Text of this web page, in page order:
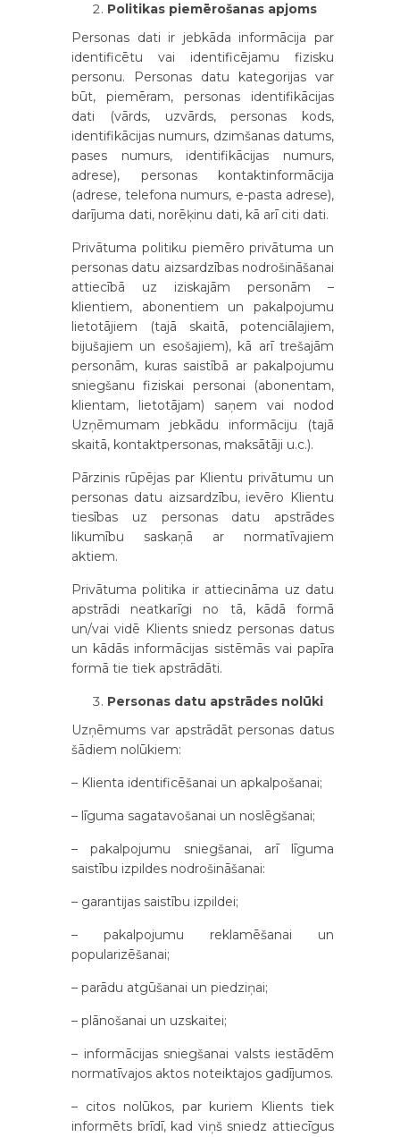
Politikas piemērošanas apjoms
Personas dati ir jebkāda informācija par
identificētu vai identificējamu fizisku
personu. Personas datu kategorijas var
būt, piemēram, personas identifikācijas
dati (vārds, uzvārds, personas kods,
identifikācijas numurs, dzimšanas datums,
pases numurs, identifikācijas numurs,
adrese), personas kontaktinformācija
(adrese, telefona numurs, e-pasta adrese),
darījuma dati, norēķinu dati, kā arī citi dati.
Privātuma politiku piemēro privātuma un
personas datu aizsardzības nodrošināšanai
attiecībā uz iziskajām personām –
klientiem, abonentiem un pakalpojumu
lietotājiem (tajā skaitā, potenciālajiem,
bijušajiem un esošajiem), kā arī trešajām
personām, kuras saistībā ar pakalpojumu
sniegšanu fiziskai personai (abonentam,
klientam, lietotājam) saņem vai nodod
Uzņēmumam jebkādu informāciju (tajā
skaitā, kontaktpersonas, maksātāji u.c.).
Pārzinis rūpējas par Klientu privātumu un
personas datu aizsardzību, ievēro Klientu
tiesības uz personas datu apstrādes
likumību saskaņā ar normatīvajiem
aktiem.
Privātuma politika ir attiecināma uz datu
apstrādi neatkarīgi no tā, kādā formā
un/vai vidē Klients sniedz personas datus
un kādās informācijas sistēmās vai papīra
formā tie tiek apstrādāti.
Personas datu apstrādes nolūki
Uzņēmums var apstrādāt personas datus
šādiem nolūkiem:
– Klienta identificēšanai un apkalpošanai;
– līguma sagatavošanai un noslēgšanai;
– pakalpojumu sniegšanai, arī līguma
saistību izpildes nodrošināšanai:
– garantijas saistību izpildei;
– pakalpojumu reklamēšanai un
popularizēšanai;
– parādu atgūšanai un piedziņai;
– plānošanai un uzskaitei;
– informācijas sniegšanai valsts iestādēm
normatīvajos aktos noteiktajos gadījumos.
– citos nolūkos, par kuriem Klients tiek
informēts brīdī, kad viņš sniedz attiecīgus